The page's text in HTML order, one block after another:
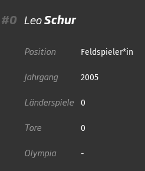
#0 LeoSchur
Position Feldspieler*in
Jahrgang 2005
Länderspiele 0
Tore 0
Olympia -